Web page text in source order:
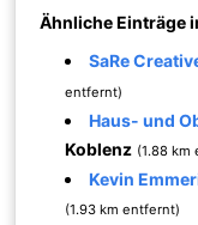
Ähnliche Einträge
SaRe
entfernt)
Haus- und
Koblenz (1.88 km
Kevin
(1.93 km entfernt)